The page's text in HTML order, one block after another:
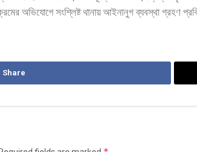
অভিযোগে সংশ্লিষ্ট থানায় আইনানুগ ব্যবস্থা গ্রহণ
Share